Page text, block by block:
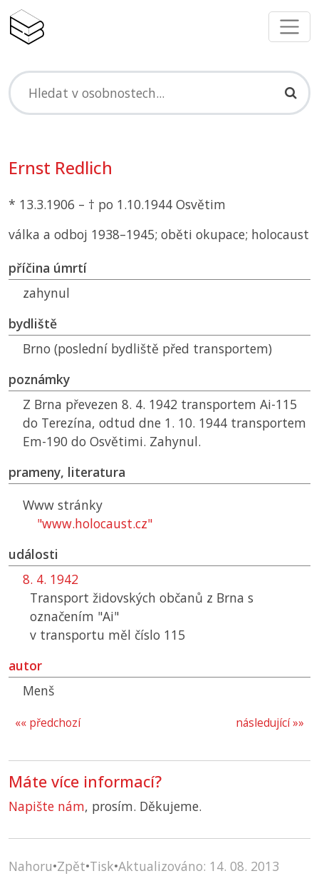
Ernst Redlich
* 13.3.1906 – † po 1.10.1944 Osvětim
válka a odboj 1938–1945; oběti okupace; holocaust
příčina úmrtí
zahynul
bydliště
Brno (poslední bydliště před transportem)
poznámky
Z Brna převezen 8. 4. 1942 transportem Ai-115
do Terezína, odtud dne 1. 10. 1944 transportem
Em-190 do Osvětimi. Zahynul.
prameny, literatura
Www stránky
"www.holocaust.cz"
události
8. 4. 1942
Transport židovských občanů z Brna s
označením "Ai"
v transportu měl číslo 115
autor
Menš
následující »»
«« předchozí
Máte více informací?
Napište nám, prosím. Děkujeme.
Nahoru•Zpět•Tisk•Aktualizováno: 14. 08. 2013